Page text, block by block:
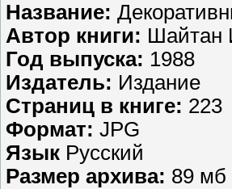
Название:
Автор книги: Шайтан
Год выпуска: 1988
Издатель: Издание
Страниц в книге: 223
Формат: JPG
Язык Русский
Размер архива: 89 мб